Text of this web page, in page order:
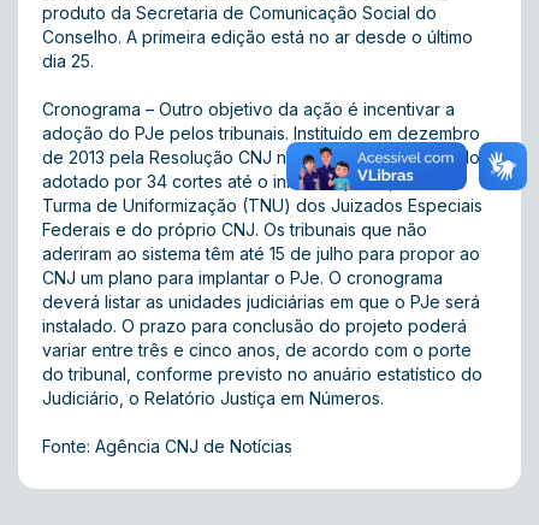
produto da Secretaria de Comunicação Social do
Conselho. A primeira edição está no ar desde o último
dia 25.
Cronograma – Outro objetivo da ação é incentivar a
adoção do PJe pelos tribunais. Instituído em dezembro
de 2013 pela Resolução CNJ n. 185, o PJe já havia sido
adotado por 34 cortes até o início de junho, além da
Turma de Uniformização (TNU) dos Juizados Especiais
Federais e do próprio CNJ. Os tribunais que não
aderiram ao sistema têm até 15 de julho para propor ao
CNJ um plano para implantar o PJe. O cronograma
deverá listar as unidades judiciárias em que o PJe será
instalado. O prazo para conclusão do projeto poderá
variar entre três e cinco anos, de acordo com o porte
do tribunal, conforme previsto no anuário estatístico do
Judiciário, o Relatório Justiça em Números.
Fonte: Agência CNJ de Notícias